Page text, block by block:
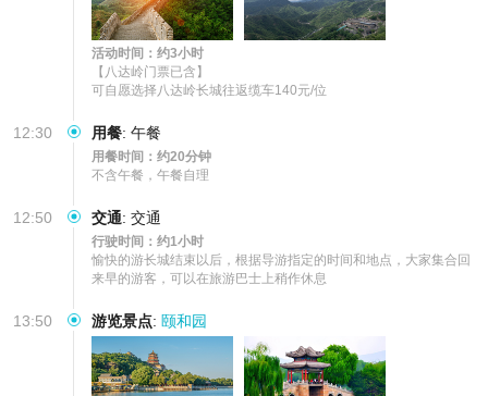
活动时间：约3小时
【八达岭门票已含】
可自愿选择八达岭长城往返缆车140元/位
12:30 用餐: 午餐
用餐时间：约20分钟
不含午餐，午餐自理
12:50 交通: 交通
行驶时间：约1小时
愉快的游长城结束以后，根据导游指定的时间和地点，大家集合回
来早的游客，可以在旅游巴士上稍作休息
13:50 游览景点: 颐和园